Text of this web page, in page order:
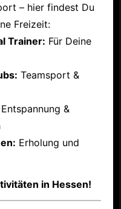
– hier findest Du
Freizeit:
Trainer: Für Deine
Teamsport &
Entspannung &
Erholung und
in Hessen!